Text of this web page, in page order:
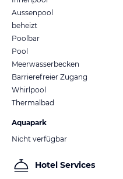
Aussenpool
beheizt
Poolbar
Pool
Meerwasserbecken
Barrierefreier Zugang
Whirlpool
Thermalbad
Aquapark
Nicht verfügbar
Hotel Services